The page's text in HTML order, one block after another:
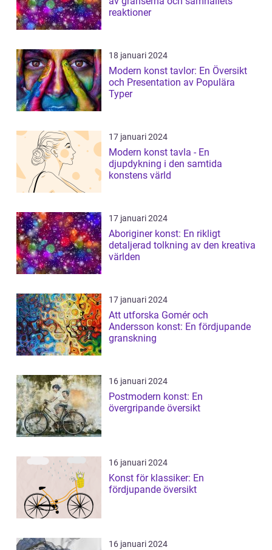
reaktioner
18 januari 2024
Modern konst tavlor: En Översikt
och Presentation av Populära
Typer
17 januari 2024
Modern konst tavla - En
djupdykning i den samtida
konstens värld
17 januari 2024
Aboriginer konst: En rikligt
detaljerad tolkning av den kreativa
världen
17 januari 2024
Att utforska Gomér och
Andersson konst: En fördjupande
granskning
16 januari 2024
Postmodern konst: En
övergripande översikt
16 januari 2024
Konst för klassiker: En
fördjupande översikt
16 januari 2024